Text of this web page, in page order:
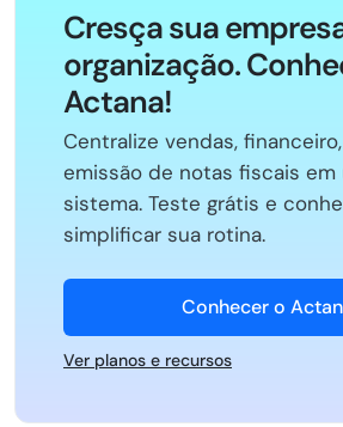
Cresça sua
organização.
Actana!
Centralize vendas,
emissão de notas fiscais em
sistema. Teste grátis e
simplificar sua rotina.
Conhecer o
Ver planos e recursos